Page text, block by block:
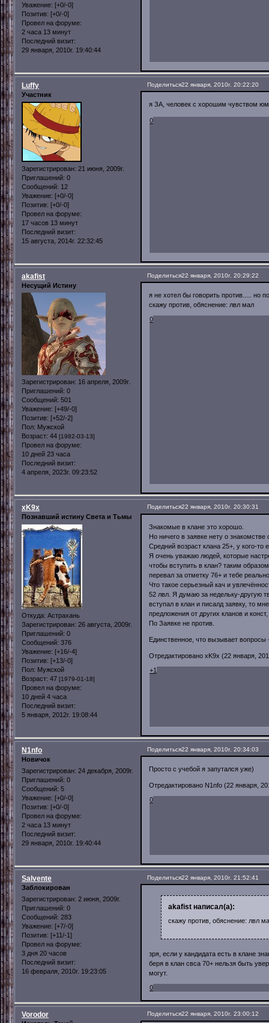
Уважение: [+0/-0]
Позитив: [+0/-0]
Провел на форуме:
2 часа 13 минут
Последний визит:
29 января, 2010г. 19:40:44
Поделиться22 января, 2010г. 20:22:20
Luffy
Участник
Зарегистрирован: 21 июня, 2009г.
Приглашений: 0
Сообщений: 12
Уважение: [+0/-0]
Позитив: [+0/-0]
Провел на форуме:
17 часов 13 минут
Последний визит:
15 августа, 2014г. 22:32:45
я ЗА, человек с хорошим чувством
0
Поделиться22 января, 2010г. 20:29:22
akafist
Несущий Истину
Зарегистрирован: 16 апреля, 2009г.
Приглашений: 0
Сообщений: 501
Уважение: [+49/-0]
Позитив: [+52/-2]
Пол: Мужской
Возраст: 44 [1982-03-13]
Провел на форуме:
10 дней 23 часа
Последний визит:
4 апреля, 2023г. 09:23:52
я не хотел бы говорить против..... но
скажу против, обяснение: лвл мал
0
Поделиться22 января, 2010г. 20:30:31
xK9x
Познавший истину Света и Тьмы
Откуда: Астрахань
Зарегистрирован: 26 августа, 2009г.
Приглашений: 0
Сообщений: 376
Уважение: [+16/-4]
Позитив: [+13/-0]
Пол: Мужской
Возраст: 47 [1979-01-18]
Провел на форуме:
10 дней 4 часа
Последний визит:
5 января, 2012г. 19:08:44
Знакомые в клане это хорошо.
Но ничего в заявке нету о знакомстве
Средний возраст клана 25+, у кого-
Я очень уважаю людей, которые
чтобы вступить в клан? таким
перевал за отметку 76+ и тебе
Что такое серьезный кач и
52 лвл. Я думаю за недельку-другую
вступал в клан и писалд заявку, то
предложения от других кланов и
По Заявке не против.
Единственное, что вызывает вопросы
Отредактировано xK9x (22 января,
+1
Поделиться22 января, 2010г. 20:34:03
N1nfo
Новичок
Зарегистрирован: 24 декабря, 2009г.
Приглашений: 0
Сообщений: 5
Уважение: [+0/-0]
Позитив: [+0/-0]
Провел на форуме:
2 часа 13 минут
Последний визит:
29 января, 2010г. 19:40:44
Просто с учебой я запутался уже)
Отредактировано N1nfo (22 января,
0
Поделиться22 января, 2010г. 21:52:41
Salvente
Заблокирован
Зарегистрирован: 2 июня, 2009г.
Приглашений: 0
Сообщений: 283
Уважение: [+7/-0]
Позитив: [+11/-1]
Провел на форуме:
3 дня 20 часов
Последний визит:
16 февраля, 2010г. 19:23:05
akafist написал(а):
скажу против, обяснение: лвл
зря, если у кандидата есть в клане
беря в клан свса 70+ нельзя быть
могут.
0
Поделиться22 января, 2010г. 23:00:12
Vorodor